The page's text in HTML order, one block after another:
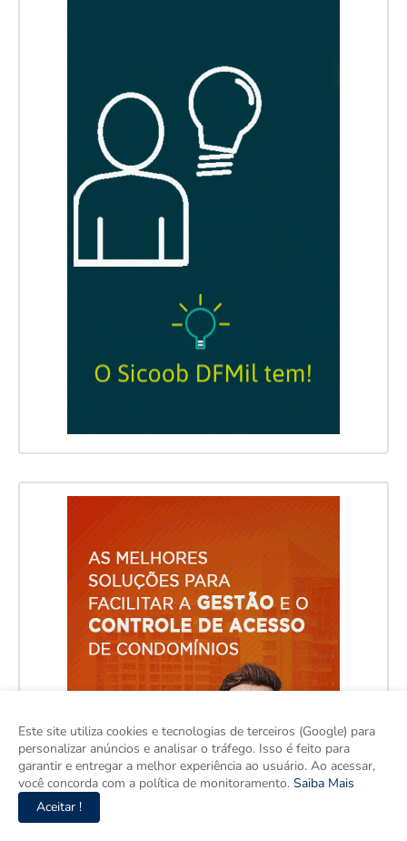
Este site utiliza cookies e tecnologias de terceiros (Google) para
personalizar anúncios e analisar o tráfego. Isso é feito para
garantir e entregar a melhor experiência ao usuário. Ao acessar,
você concorda com a política de monitoramento. Saiba Mais
Aceitar !